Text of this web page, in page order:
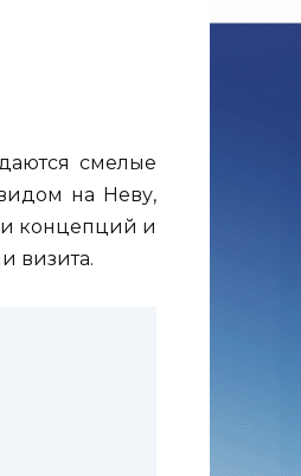
смелые
на Неву,
концепций и
визита.